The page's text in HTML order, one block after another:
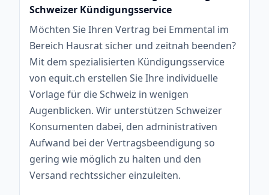
Schweizer Kündigungsservice
Möchten Sie Ihren Vertrag bei Emmental im
Bereich Hausrat sicher und zeitnah beenden?
Mit dem spezialisierten Kündigungsservice
von equit.ch erstellen Sie Ihre individuelle
Vorlage für die Schweiz in wenigen
Augenblicken. Wir unterstützen Schweizer
Konsumenten dabei, den administrativen
Aufwand bei der Vertragsbeendigung so
gering wie möglich zu halten und den
Versand rechtssicher einzuleiten.